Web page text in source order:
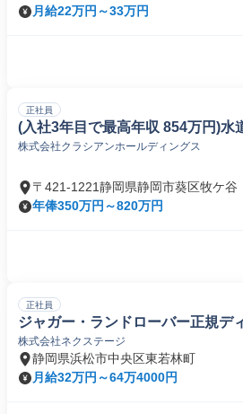
月給22万円～33万円
正社員
(入社3年目で最高年収 854万円)水
株式会社クラシアンホールディングス
〒421-1221静岡県静岡市葵区牧ケ谷
年俸350万円～820万円
正社員
ジャガー・ランドローバー正規デ
株式会社ネクステージ
静岡県浜松市中央区東若林町
月給32万円～64万4000円